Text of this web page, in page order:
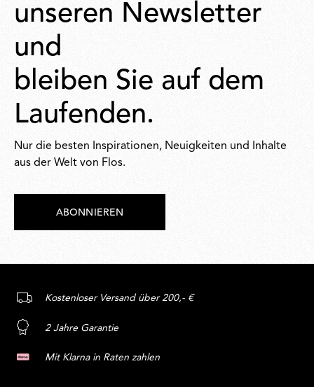
unseren Newsletter
und
bleiben Sie auf dem
Laufenden.
Nur die besten Inspirationen, Neuigkeiten und Inhalte
aus der Welt von Flos.
ABONNIEREN
Kostenloser Versand über 200,- €
2 Jahre Garantie
Mit Klarna in Raten zahlen